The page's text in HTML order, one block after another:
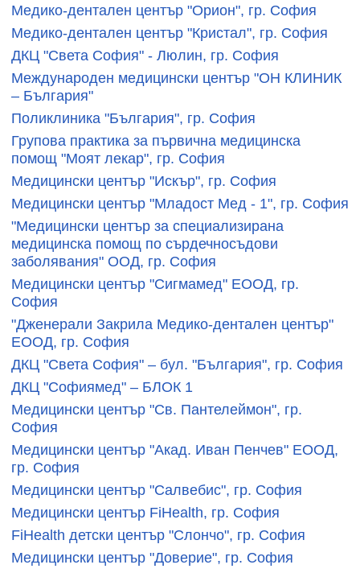
Медико-дентален център "Орион", гр. София
Медико-дентален център "Кристал", гр. София
ДКЦ "Света София" - Люлин, гр. София
Международен медицински център "ОН КЛИНИК
– България"
Поликлиника "България", гр. София
Групова практика за първична медицинска
помощ "Моят лекар", гр. София
Медицински център "Искър", гр. София
Медицински център "Младост Мед - 1", гр. София
"Медицински център за специализирана
медицинска помощ по сърдечносъдови
заболявания" ООД, гр. София
Медицински център "Сигмамед" ЕООД, гр.
София
"Дженерали Закрила Медико-дентален център"
ЕООД, гр. София
ДКЦ "Света София" – бул. "България", гр. София
ДКЦ "Софиямед" – БЛОК 1
Медицински център "Св. Пантелеймон", гр.
София
Медицински център "Акад. Иван Пенчев" ЕООД,
гр. София
Медицински център "Салвебис", гр. София
Медицински център FiHealth, гр. София
FiHealth детски център "Слончо", гр. София
Медицински център "Доверие", гр. София